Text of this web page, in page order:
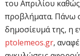
του Απριλίου
προβλήματα. Πάνω
δημοσίευμά της, η
ptolemeos.gr,